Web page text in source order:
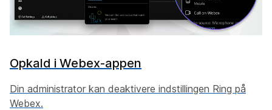
Opkald i Webex-appen
Din administrator kan deaktivere indstillingen Ring på
Webex.